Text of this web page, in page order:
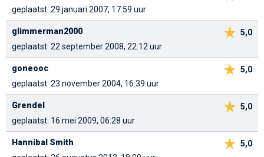
geplaatst: 29 januari 2007, 17:59 uur
5,0
glimmerman2000
geplaatst: 22 september 2008, 22:12 uur
5,0
goneooc
geplaatst: 23 november 2004, 16:39 uur
5,0
Grendel
geplaatst: 16 mei 2009, 06:28 uur
5,0
Hannibal Smith